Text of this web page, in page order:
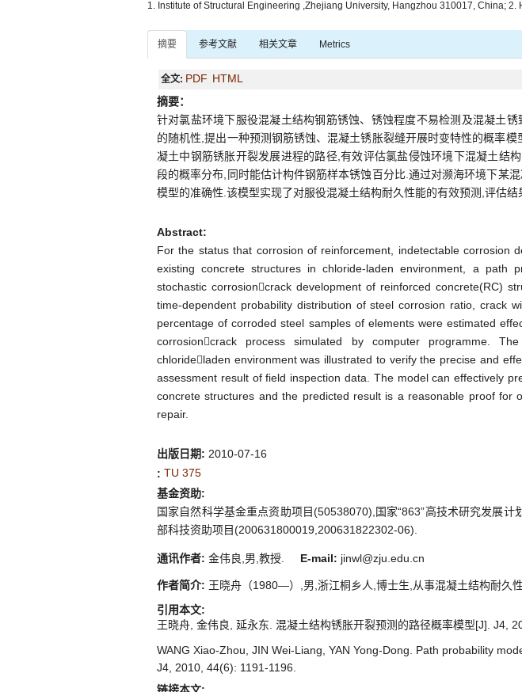
1. Institute of Structural Engineering ,Zhejiang University, Hangzhou 310017, China;
摘要 参考文献 相关文章 Metrics
全文: PDF HTML
摘要：
针对氯盐环境下服役混凝土结构钢筋锈蚀、锈蚀程度不易检测及混凝土
的随机性,提出一种预测钢筋锈蚀、混凝土锈胀裂缝开展时变特性的概率
凝土中钢筋锈胀开裂发展进程的路径,有效评估氯盐侵蚀环境下混凝土结
段的概率分布,同时能估计构件钢筋样本锈蚀百分比.通过对濒海环境下某
模型的准确性.该模型实现了对服役混凝土结构耐久性能的有效预测,评估
Abstract:
For the status that corrosion of reinforcement, indetectable corrosion
existing concrete structures in chloride-laden environment, a path
stochastic corrosioncrack development of reinforced concrete(RC)
time-dependent probability distribution of steel corrosion ratio, crack
percentage of corroded steel samples of elements were estimated
corrosioncrack process simulated by computer programme.
chlorideladen environment was illustrated to verify the precise and
assessment result of field inspection data. The model can effectively
concrete structures and the predicted result is a reasonable proof for
repair.
出版日期: 2010-07-16
: TU 375
基金资助:
国家自然科学基金重点资助项目(50538070),国家“863”高技术研究发展
部科技资助项目(200631800019,200631822302-06).
通讯作者: 金伟良,男,教授. E-mail: jinwl@zju.edu.cn
作者简介: 王晓舟（1980—）,男,浙江桐乡人,博士生,从事混凝土结构耐久
引用本文:
王晓舟, 金伟良, 延永东. 混凝土结构锈胀开裂预测的路径概率模型[J]. J4,
WANG Xiao-Zhou, JIN Wei-Liang, YAN Yong-Dong. Path probability
J4, 2010, 44(6): 1191-1196.